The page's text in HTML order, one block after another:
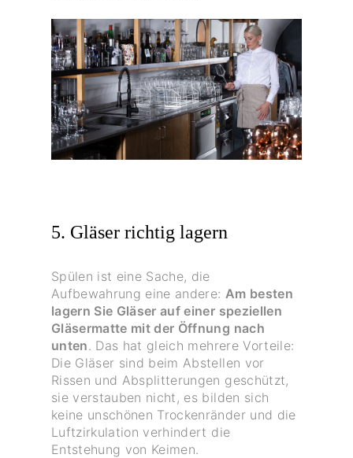
5. Gläser richtig lagern
Spülen ist eine Sache, die
Aufbewahrung eine andere: Am besten
lagern Sie Gläser auf einer speziellen
Gläsermatte mit der Öffnung nach
unten. Das hat gleich mehrere Vorteile:
Die Gläser sind beim Abstellen vor
Rissen und Absplitterungen geschützt,
sie verstauben nicht, es bilden sich
keine unschönen Trockenränder und die
Luftzirkulation verhindert die
Entstehung von Keimen.